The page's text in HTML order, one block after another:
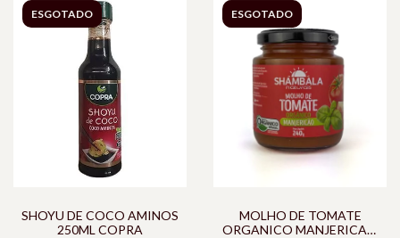
ESGOTADO
SHOYU DE COCO AMINOS
250ML COPRA
ESGOTADO
MOLHO DE TOMATE
ORGANICO MANJERICAO